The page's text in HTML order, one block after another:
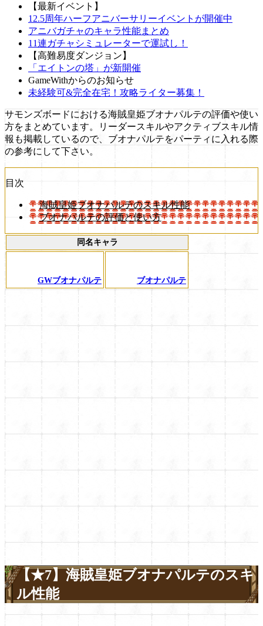
【最新イベント】
12.5周年ハーフアニバーサリーイベントが開催中
アニバガチャのキャラ性能まとめ
11連ガチャシミュレーターで運試し！
【高難易度ダンジョン】
「エイトンの塔」が新開催
GameWithからのお知らせ
未経験可&完全在宅！攻略ライター募集！
サモンズボードにおける海賊皇姫ブオナパルテの評価や使い
方をまとめています。リーダースキルやアクティブスキル情
報も掲載しているので、ブオナパルテをパーティに入れる際
の参考にして下さい。
目次
海賊皇姫ブオナパルテのスキル性能
ブオナパルテの評価と使い方
同名キャラ
GWブオナパルテ ブオナパルテ
【★7】海賊皇姫ブオナパルテのスキ
ル性能